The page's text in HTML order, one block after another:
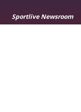
Sportlive Newsroom